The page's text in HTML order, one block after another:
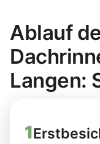
Ablauf
Langen:
1